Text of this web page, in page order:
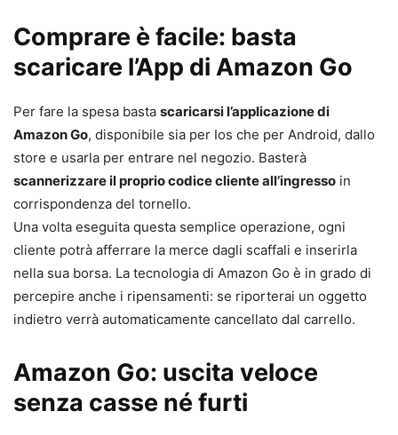
Comprare è facile: basta
scaricare l’App di Amazon Go
Per fare la spesa basta scaricarsi l’applicazione di
Amazon Go, disponibile sia per Ios che per Android, dallo
store e usarla per entrare nel negozio. Basterà
scannerizzare il proprio codice cliente all’ingresso in
corrispondenza del tornello.
Una volta eseguita questa semplice operazione, ogni
cliente potrà afferrare la merce dagli scaffali e inserirla
nella sua borsa. La tecnologia di Amazon Go è in grado di
percepire anche i ripensamenti: se riporterai un oggetto
indietro verrà automaticamente cancellato dal carrello.
Amazon Go: uscita veloce
senza casse né furti